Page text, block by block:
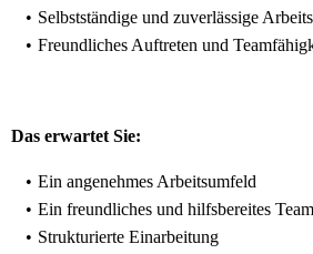
Selbstständige und zuverlässige
Freundliches Auftreten und
Das erwartet Sie:
Ein angenehmes Arbeitsumfeld
Ein freundliches und hilfsbereites Team
Strukturierte Einarbeitung